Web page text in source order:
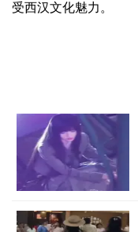
受西汉文化魅力。